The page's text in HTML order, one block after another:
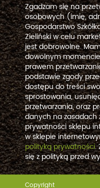
Zgadzam się na
osobowych (imię,
Gospodarstwo
Zieliński w celu
jest dobrowolne.
dowolnym
prawem
podstawie zgody
dostępu do treści
sprostowania,
przetwarzania, oraz
danych na
prywatności sklepu
w sklepie
polityką prywatności.
się z polityką przed
Copyright